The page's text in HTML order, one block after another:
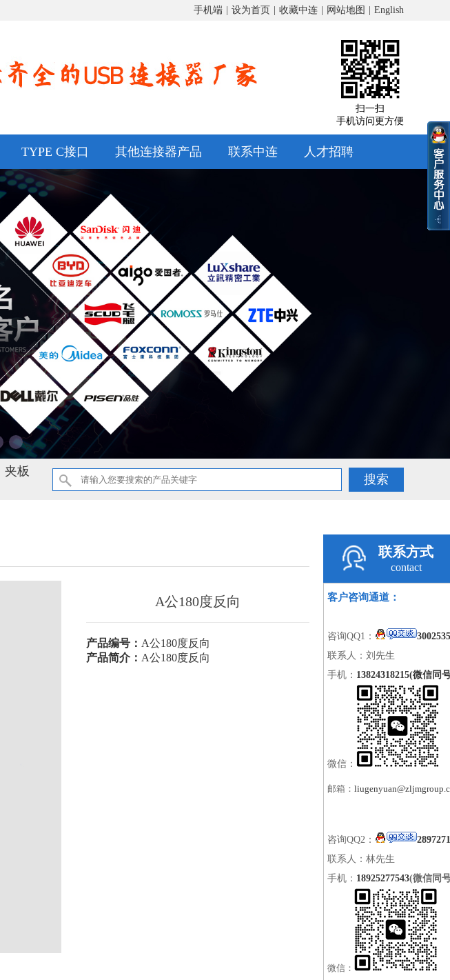
手机端 设为首页 收藏中连 网站地图 English
扫一扫
手机访问更方便
TYPE C接口 其他连接器产品 联系中连 人才招聘
夹板
A公180度反向
产品编号： A公180度反向
产品简介： A公180度反向
联系方式
contact
客户咨询通道：
咨询QQ1：
联系人：刘先生
手机： 13824318215(微信同
微信：
邮箱：
咨询QQ2：
联系人：林先生
手机： 18925277543(微信同
微信：